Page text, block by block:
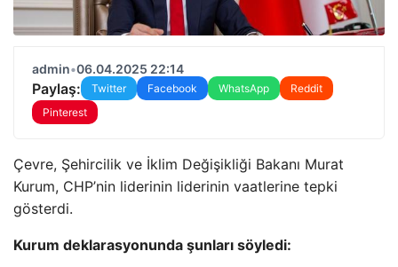
admin•06.04.2025 22:14
Paylaş: Twitter Facebook WhatsApp
Reddit
Pinterest
Çevre, Şehircilik ve İklim Değişikliği Bakanı Murat
Kurum, CHP’nin liderinin liderinin vaatlerine tepki
gösterdi.
Kurum deklarasyonunda şunları söyledi: